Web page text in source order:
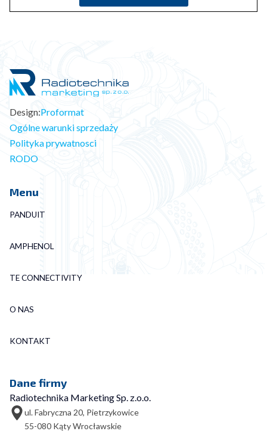
Design:Proformat
Ogólne warunki sprzedaży
Polityka prywatnosci
RODO
Menu
PANDUIT
AMPHENOL
TE CONNECTIVITY
O NAS
KONTAKT
Dane firmy
Radiotechnika Marketing Sp. z.o.o.
ul. Fabryczna 20, Pietrzykowice
55-080 Kąty Wrocławskie